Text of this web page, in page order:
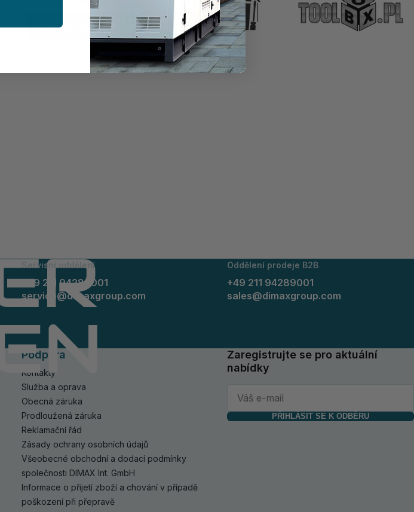
Servisní oddělení
+49 211 94289001
service@dimaxgroup.com
Oddělení prodeje B2B
+49 211 94289001
sales@dimaxgroup.com
Podpora
Kontakty
Služba a oprava
Obecná záruka
Prodloužená záruka
Reklamační řád
Zásady ochrany osobních údajů
Všeobecné obchodní a dodací podmínky
společnosti DIMAX Int. GmbH
Informace o přijetí zboží a chování v případě
poškození při přepravě
Zaregistrujte se pro aktuální
nabídky
PŘIHLÁSIT SE K ODBĚRU